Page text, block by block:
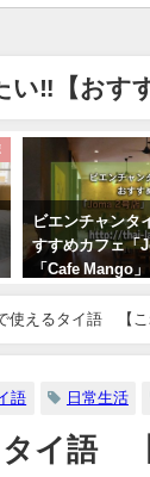
‼【おす
ビエンチャンタ
すすめカフェ「
「Cafe Mango」
使えるタイ語 【こ
語 日常生活
イ語